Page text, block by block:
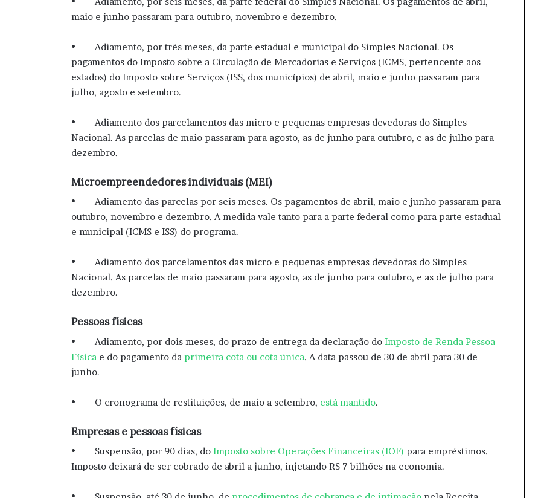
maio e junho passaram para outubro, novembro e dezembro.
• Adiamento, por três meses, da parte estadual e municipal do Simples Nacional. Os
pagamentos do Imposto sobre a Circulação de Mercadorias e Serviços (ICMS, pertencente aos
estados) do Imposto sobre Serviços (ISS, dos municípios) de abril, maio e junho passaram para
julho, agosto e setembro.
• Adiamento dos parcelamentos das micro e pequenas empresas devedoras do Simples
Nacional. As parcelas de maio passaram para agosto, as de junho para outubro, e as de julho para
dezembro.
Microempreendedores individuais (MEI)
• Adiamento das parcelas por seis meses. Os pagamentos de abril, maio e junho passaram para
outubro, novembro e dezembro. A medida vale tanto para a parte federal como para parte estadual
e municipal (ICMS e ISS) do programa.
• Adiamento dos parcelamentos das micro e pequenas empresas devedoras do Simples
Nacional. As parcelas de maio passaram para agosto, as de junho para outubro, e as de julho para
dezembro.
Pessoas físicas
• Adiamento, por dois meses, do prazo de entrega da declaração do Imposto de Renda Pessoa
Física e do pagamento da primeira cota ou cota única. A data passou de 30 de abril para 30 de
junho.
• O cronograma de restituições, de maio a setembro, está mantido.
Empresas e pessoas físicas
• Suspensão, por 90 dias, do Imposto sobre Operações Financeiras (IOF) para empréstimos.
Imposto deixará de ser cobrado de abril a junho, injetando R$ 7 bilhões na economia.